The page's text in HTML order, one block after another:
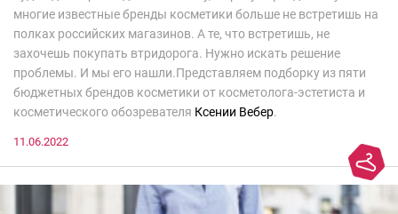
многие известные бренды косметики больше не встретишь на
полках российских магазинов. А те, что встретишь, не
захочешь покупать втридорога. Нужно искать решение
проблемы. И мы его нашли.Представляем подборку из пяти
бюджетных брендов косметики от косметолога-эстетиста и
косметического обозревателя Ксении Вебер.
11.06.2022